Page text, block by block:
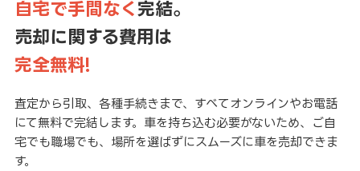
自宅で手間なく 完結。
売却に関する費用は
完全無料!
査定から引取、各種手続きまで、すべてオンラインやお電話
にて無料で完結します。車を持ち込む必要がないため、ご自
宅でも職場でも、場所を選ばずにスムーズに車を売却できま
す。